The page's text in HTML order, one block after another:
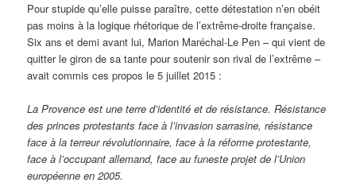
Pour stupide qu’elle puisse paraître, cette détestation n’en obéit
pas moins à la logique rhétorique de l’extrême-droite française.
Six ans et demi avant lui, Marion Maréchal-Le Pen – qui vient de
quitter le giron de sa tante pour soutenir son rival de l’extrême –
avait commis ces propos le 5 juillet 2015 :
La Provence est une terre d’identité et de résistance. Résistance
des princes protestants face à l’invasion sarrasine, résistance
face à la terreur révolutionnaire, face à la réforme protestante,
face à l’occupant allemand, face au funeste projet de l’Union
européenne en 2005.